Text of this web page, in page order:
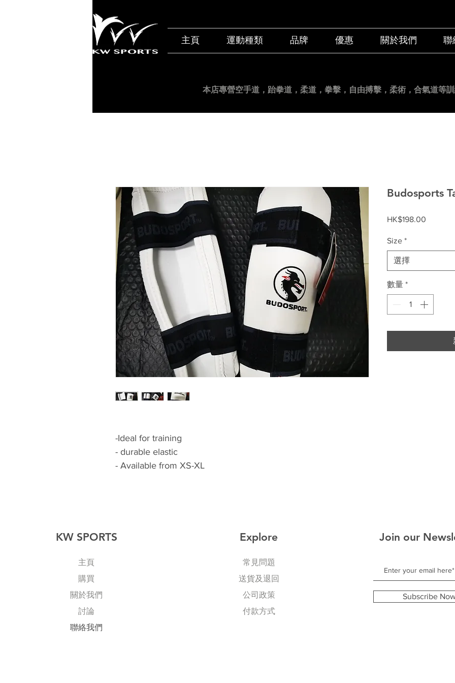
主頁 運動種類 品牌 優惠 關於我們 聯
本店專營空手道，跆拳道，柔道，拳擊，自由搏擊，柔術，合氣道等
-Ideal for training
- durable elastic
- Available from XS-XL
Budosports
HK$198.00
Size *
選擇
數量 *
KW SPORTS
主頁
購買
關於我們
討論
​聯絡我們
Explore
常見問題
送貨及退回
公司政策
​付款方式
Join our
Subscribe